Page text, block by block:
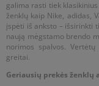
galima rasti tiek
ženklų kaip Nike, adidas,
įspėti iš anksto – išsirinkti
naują mėgstamo brendo
norimos spalvos.
greitai.
Geriausių prekės ženklų